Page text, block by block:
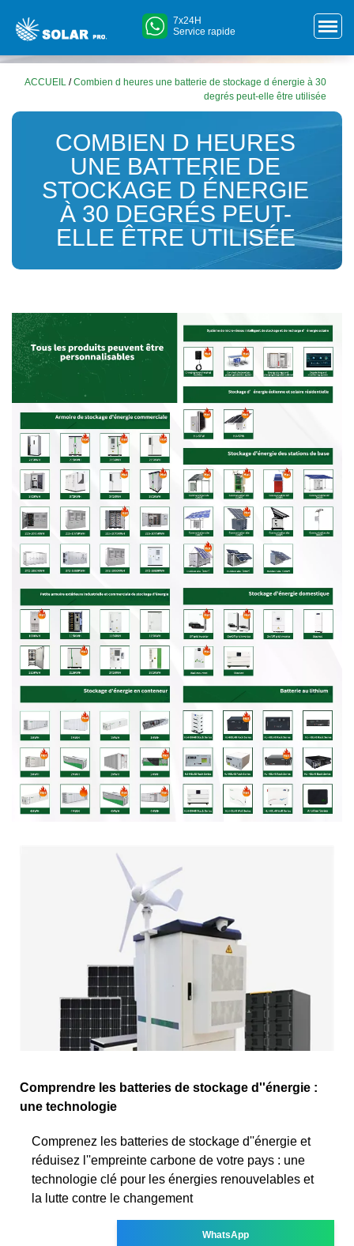
7x24H
Service rapide
ACCUEIL /Combien d heures une batterie de stockage d énergie à 30
degrés peut-elle être utilisée
COMBIEN D HEURES
UNE BATTERIE DE
STOCKAGE D ÉNERGIE
À 30 DEGRÉS PEUT-
ELLE ÊTRE UTILISÉE
Comprendre les batteries de stockage d''énergie :
une technologie
Comprenez les batteries de stockage d''énergie et
réduisez l''empreinte carbone de votre pays : une
technologie clé pour les énergies renouvelables et
la lutte contre le changement
WhatsApp